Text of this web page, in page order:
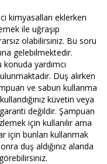
kimyasalları eklerken
ile uğraşıp
olabilirsiniz. Bu soru
gelebilmektedir.
konuda yardımcı
Duş alırken
ve sabun kullanma
küvetin veya
değildir. Şampuan
için kullanılır ama
için bunları kullanmak
duş aldığınız alanda